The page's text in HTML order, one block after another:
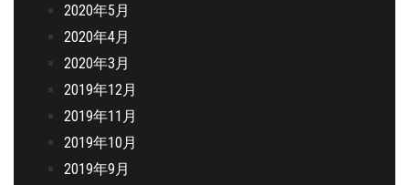
2020年5月
2020年4月
2020年3月
2019年12月
2019年11月
2019年10月
2019年9月